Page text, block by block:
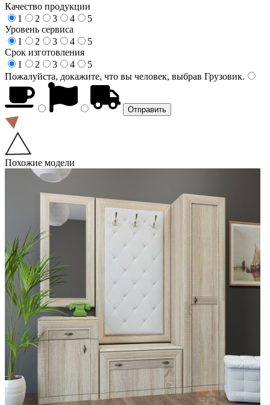
Качество продукции
1
2 3 4
5
Уровень сервиса
1
2 3 4
5
Срок изготовления
1
2 3 4
5
Пожалуйста, докажите, что вы человек, выбрав Грузовик.
Похожие модели